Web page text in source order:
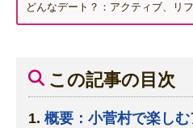
どんなデート？：アクティブ、リ
この記事の目次
概要：小菅村で楽し